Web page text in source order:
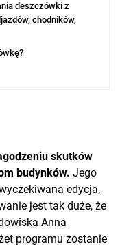
deszczówki z
chodników,
skutków
budynków. Jego
edycja,
jest tak duże, że
Anna
programu zostanie